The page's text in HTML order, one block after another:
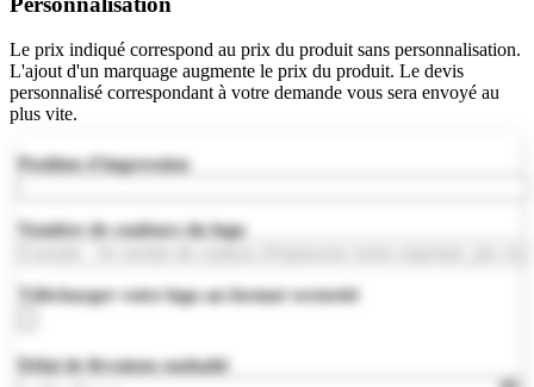
Le prix indiqué correspond au prix du produit sans personnalisation.
L'ajout d'un marquage augmente le prix du produit. Le devis
personnalisé correspondant à votre demande vous sera envoyé au
plus vite.
Position d'impression
Nombre de couleurs du logo
Télécharger votre logo au format vectoriel
Délai de livraison souhaité